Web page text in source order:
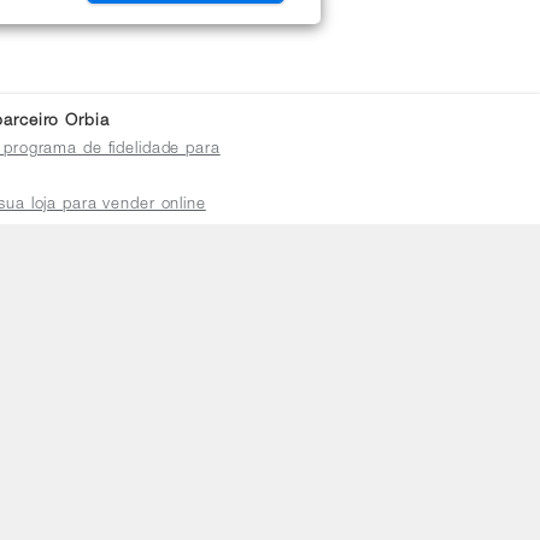
Orbia
programa de fidelidade para
loja para vender online